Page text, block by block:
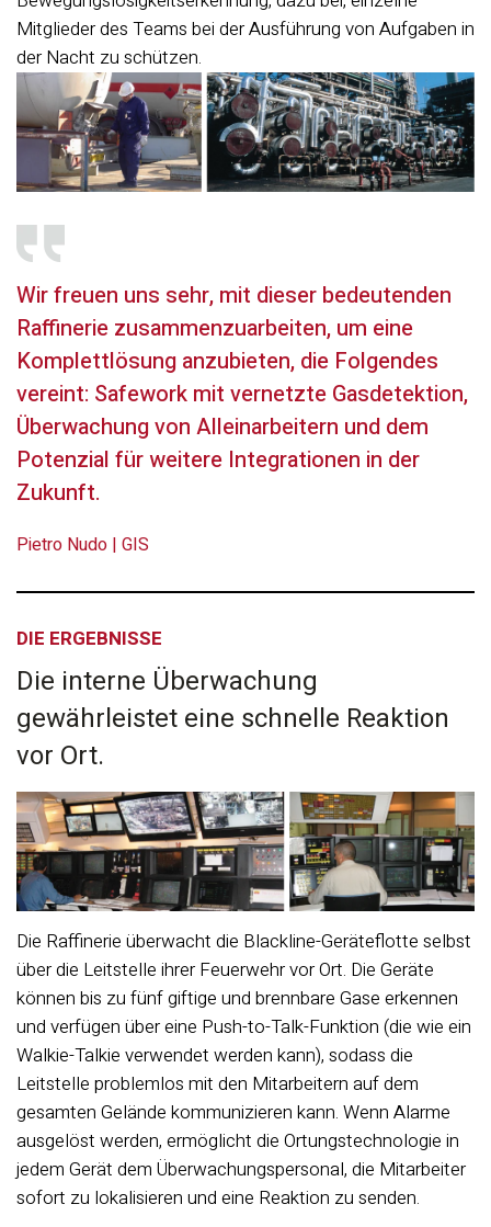
Mitglieder des Teams bei der Ausführung von Aufgaben in
der Nacht zu schützen.
Wir freuen uns sehr, mit dieser bedeutenden
Raffinerie zusammenzuarbeiten, um eine
Komplettlösung anzubieten, die Folgendes
vereint: Safework mit vernetzte Gasdetektion,
Überwachung von Alleinarbeitern und dem
Potenzial für weitere Integrationen in der
Zukunft.
Pietro Nudo | GIS
DIE ERGEBNISSE
Die interne Überwachung
gewährleistet eine schnelle Reaktion
vor Ort.
Die Raffinerie überwacht die Blackline-Geräteflotte selbst
über die Leitstelle ihrer Feuerwehr vor Ort. Die Geräte
können bis zu fünf giftige und brennbare Gase erkennen
und verfügen über eine Push-to-Talk-Funktion (die wie ein
Walkie-Talkie verwendet werden kann), sodass die
Leitstelle problemlos mit den Mitarbeitern auf dem
gesamten Gelände kommunizieren kann. Wenn Alarme
ausgelöst werden, ermöglicht die Ortungstechnologie in
jedem Gerät dem Überwachungspersonal, die Mitarbeiter
sofort zu lokalisieren und eine Reaktion zu senden.